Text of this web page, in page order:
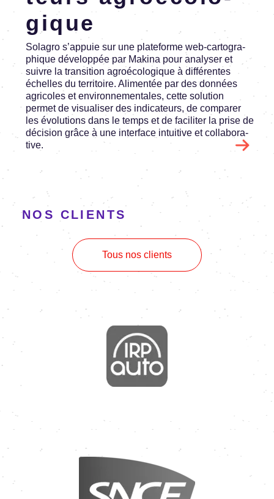
gique
Sola­gro s’ap­puie sur une plate­forme web-carto­gra­
phique déve­lop­pée par Makina pour analy­ser et
suivre la tran­si­tion agroé­co­lo­gique à diffé­rentes
échelles du terri­toire. Alimen­tée par des données
agri­coles et envi­ron­ne­men­tales, cette solu­tion
permet de visua­li­ser des indi­ca­teurs, de compa­rer
les évolu­tions dans le temps et de faci­li­ter la prise de
déci­sion grâce à une inter­face intui­tive et colla­bo­ra­
tive.
NOS CLIENTS
Tous nos clients
Image